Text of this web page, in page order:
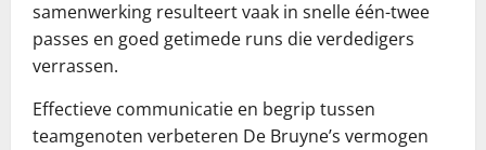
samenwerking resulteert vaak in snelle één-twee
passes en goed getimede runs die verdedigers
verrassen.
Effectieve communicatie en begrip tussen
teamgenoten verbeteren De Bruyne’s vermogen